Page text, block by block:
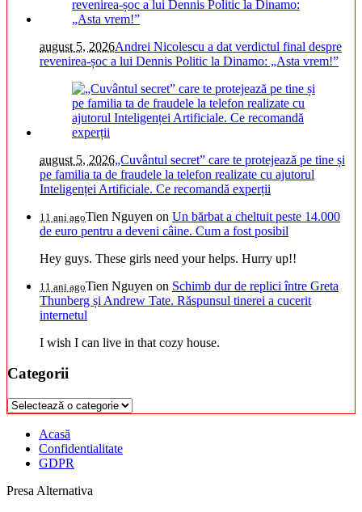
august 5, 2026Andrei Nicolescu a dat verdictul final despre
revenirea-șoc a lui Dennis Politic la Dinamo: „Asta vrem!”
august 5, 2026„Cuvântul secret” care te protejează pe tine și
pe familia ta de fraudele la telefon realizate cu ajutorul
Inteligenței Artificiale. Ce recomandă experții
11 ani agoTien Nguyen on Un bărbat a cheltuit peste 14.000
de euro pentru a deveni câine. Cum a fost posibil
Hey guys. These girls need your helps. Hurry up!!
11 ani agoTien Nguyen on Schimb dur de replici între Greta
Thunberg și Andrew Tate. Răspunsul tinerei a cucerit
internetul
I wish I can live in that cozy house.
Categorii
Categorii
Acasă
Confidentialitate
GDPR
Presa Alternativa